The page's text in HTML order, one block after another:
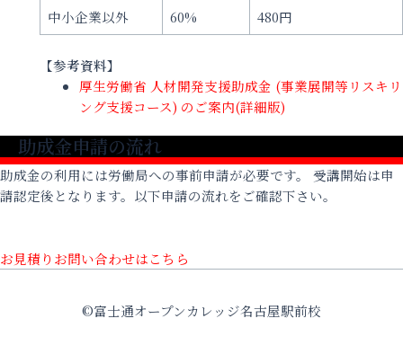
中小企業以外
60% 480円
【参考資料】
厚生労働省 人材開発支援助成金 (事業展開等リスキリ
ング支援コース) のご案内(詳細版)
助成金申請の流れ
助成金の利用には労働局への事前申請が必要です。 受講開始は申
請認定後となります。以下申請の流れをご確認下さい。
お見積りお問い合わせはこちら
©富士通オープンカレッジ名古屋駅前校